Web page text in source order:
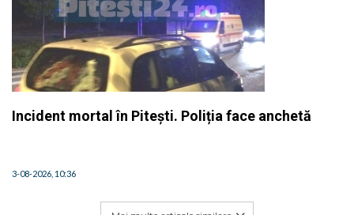
Incident mortal în Pitești. Poliția face anchetă
3-08-2026, 10:36